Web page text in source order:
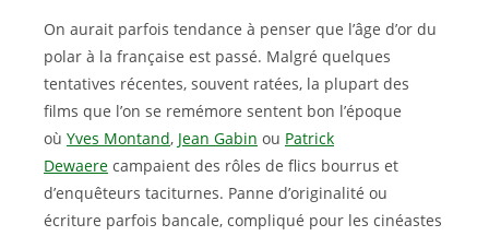
On aurait parfois tendance à penser que l’âge d’or du
polar à la française est passé. Malgré quelques
tentatives récentes, souvent ratées, la plupart des
films que l’on se remémore sentent bon l’époque
où Yves Montand, Jean Gabin ou Patrick
Dewaere campaient des rôles de flics bourrus et
d’enquêteurs taciturnes. Panne d’originalité ou
écriture parfois bancale, compliqué pour les cinéastes